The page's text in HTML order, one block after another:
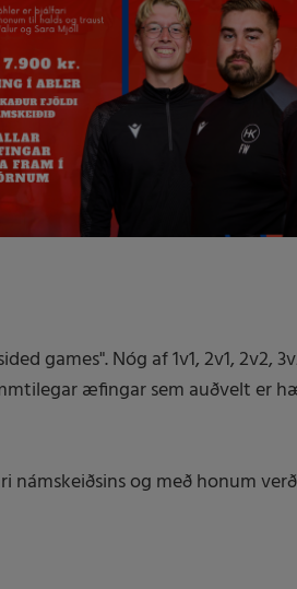
games". Nóg af 1v1, 2v1, 2v2,
æfingar sem auðvelt er
og með honum